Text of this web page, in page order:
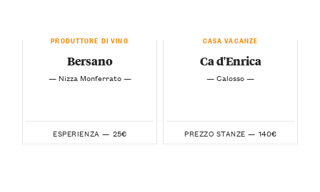
PRODUTTORE DI VINO
Bersano
— Nizza Monferrato —
ESPERIENZA — 25€
CASA VACANZE
Ca d'Enrica
— Calosso —
PREZZO STANZE — 140€